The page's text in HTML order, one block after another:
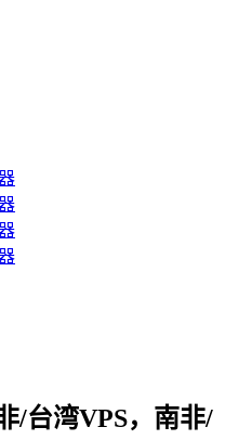
/台湾VPS，南非/